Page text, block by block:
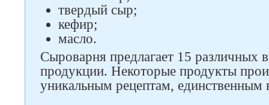
твердый сыр;
кефир;
масло.
Сыроварня предлагает 15 различных
продукции. Некоторые продукты
уникальным рецептам, единственным